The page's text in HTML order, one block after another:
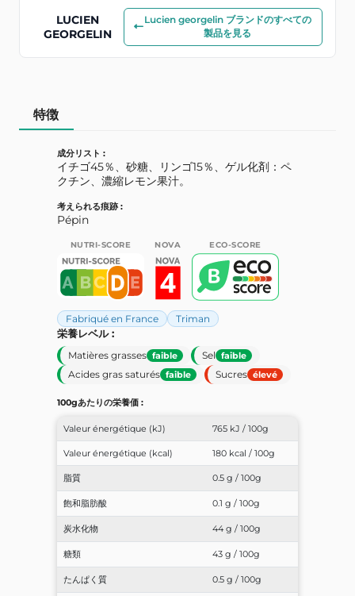
LUCIEN
GEORGELIN
Lucien georgelin ブランドのすべての
製品を見る
特徴
成分リスト :
イチゴ45％、砂糖、リンゴ15％、ゲル化剤：ペ
クチン、濃縮レモン果汁。
考えられる痕跡 :
Pépin
NUTRI-SCORE NOVA ECO-SCORE
Fabriqué en France Triman
栄養レベル :
Matières grasses faible Sel faible
Acides gras saturés faible Sucres élevé
100gあたりの栄養価 :
Valeur énergétique (kJ) 765 kJ / 100g
Valeur énergétique (kcal) 180 kcal / 100g
脂質 0.5 g / 100g
飽和脂肪酸 0.1 g / 100g
炭水化物 44 g / 100g
糖類 43 g / 100g
たんぱく質 0.5 g / 100g